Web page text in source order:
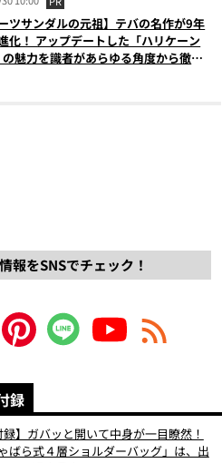
ーツサンダルの元祖】テバの名作が9年
化！ アップデートした「ハリケーン
魅力を識者があらゆる角度から徹底
報をSNSでチェック！
録
録】ガバッと開いて中身が一目瞭然！
ばら式４層ショルダーバッグ」は、出